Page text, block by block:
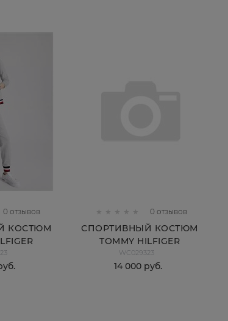
0 отзывов
КОСТЮМ
0 отзывов
СПОРТИВНЫЙ КОСТЮМ
TOMMY HILFIGER
WC029323
14 000 руб.